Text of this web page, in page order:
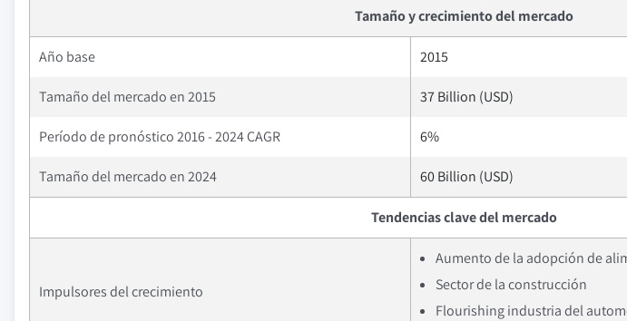
Tamaño y crecimiento del mercado
Año base 2015
Tamaño del mercado en 2015 37 Billion (USD)
Período de pronóstico 2016 - 2024 CAGR 6%
Tamaño del mercado en 2024 60 Billion (USD)
Tendencias clave del mercado
Impulsores del crecimiento
Aumento de la adopción de
Sector de la construcción
Flourishing industria del